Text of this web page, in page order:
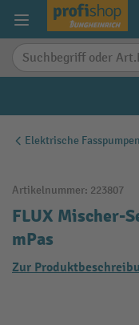
springen
Elektrische Fasspumpen
Artikelnummer: 223807
FLUX Mischer-
mPas
Zur